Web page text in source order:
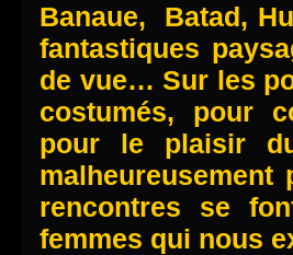
Banaue, Batad,
fantastiques
de vue… Sur les
costumés, pour
pour le plaisir
rencontres se
femmes qui nous